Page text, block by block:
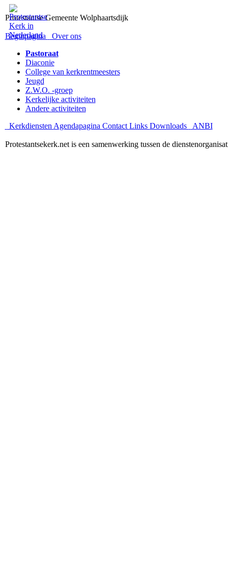
Protestantse Gemeente Wolphaartsdijk
Beginpagina
Over ons
Pastoraat
Diaconie
College van kerkrentmeesters
Jeugd
Z.W.O. -groep
Kerkelijke activiteiten
Andere activiteiten
Kerkdiensten Agendapagina Contact Links Downloads ANBI
Protestantsekerk.net is een samenwerking tussen de